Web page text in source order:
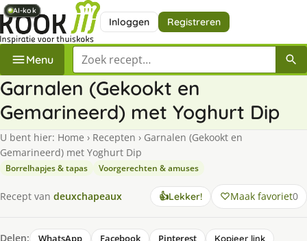
Inloggen Registreren
Menu Zoek een recept
Garnalen (Gekookt en
Gemarineerd) met Yoghurt Dip
U bent hier: Home › Recepten › Garnalen (Gekookt en
Gemarineerd) met Yoghurt Dip
Borrelhapjes & tapas Voorgerechten & amuses
Recept van deuxchapeaux 👍Lekker! Maak favoriet0
Delen: WhatsApp Facebook Pinterest
Kopieer link
AI-kok
AI-kok
AI-kok
AI-kok
AI-kok
AI-kok
AI-kok